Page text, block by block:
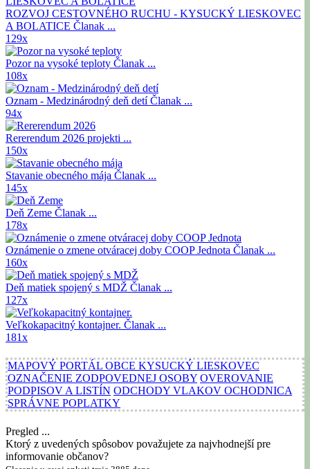
ROZVOJ CESTOVNÉHO RUCHU - KYSUCKÝ LIESKOVEC
A BOLATICE Članak ...
129x
Pozor na vysoké teploty Članak ...
108x
Oznam - Medzinárodný deň detíČlanak ...
94x
Rererendum 2026 projekti ...
150x
Stavanie obecného mája Članak ...
145x
Deň Zeme Članak ...
178x
Oznámenie o zmene otváracej doby COOP Jednota Članak ...
160x
Deň matiek spojený s MDŽ Članak ...
127x
Veľkokapacitný kontajner. Članak ...
181x
MAPOVÝ PORTÁL OBCE KYSUCKÝ LIESKOVEC
OZNAČENIE ZODPOVEDNEJ OSOBY OVEROVANIE
PODPISOV A LISTÍN ODCHODY VLAKOV OCHODNICA
SPRÁVNE POPLATKY
Pregled ...
Ktorý z uvedených spôsobov považujete za najvhodnejší pre
informovanie občanov?